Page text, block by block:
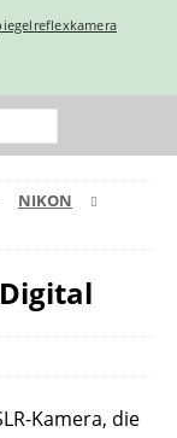
NIKON
Kamera, die